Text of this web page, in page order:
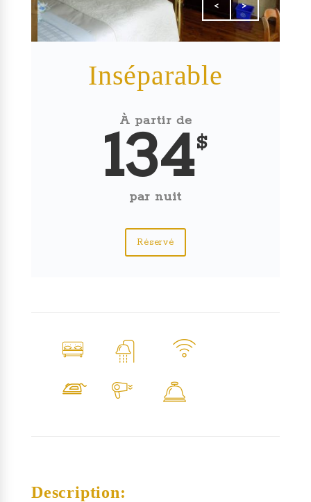
< >
Inséparable
À partir de
134$
par nuit
Réservé
Description: